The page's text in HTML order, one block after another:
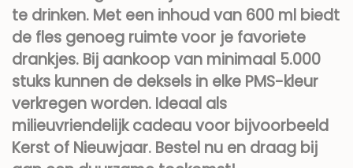
te drinken. Met een inhoud van 600 ml biedt
de fles genoeg ruimte voor je favoriete
drankjes. Bij aankoop van minimaal 5.000
stuks kunnen de deksels in elke PMS-kleur
verkregen worden. Ideaal als
milieuvriendelijk cadeau voor bijvoorbeeld
Kerst of Nieuwjaar. Bestel nu en draag bij